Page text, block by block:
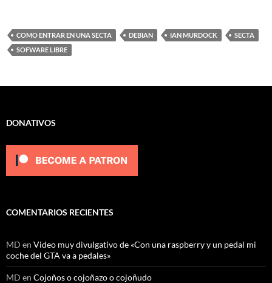
COMO ENTRAR EN UNA SECTA DEBIAN IAN MURDOCK
SECTA
SOFWARE LIBRE
DONATIVOS
COMENTARIOS RECIENTES
MD en Video muy divulgativo de «Con una raspberry y un pedal mi
coche del GTA va a pedales»
MD en Cojoños o cojoñazo o cojoñudo